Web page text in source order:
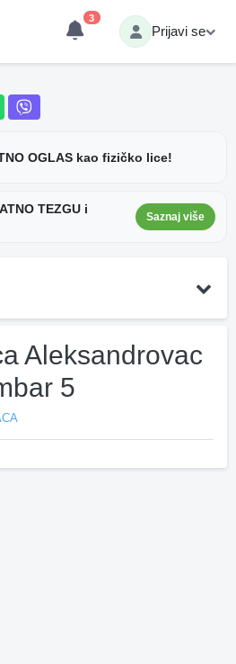
3
Prijavi se
OGLAS kao fizičko lice!
TEZGU i
Saznaj više
Aleksandrovac
5